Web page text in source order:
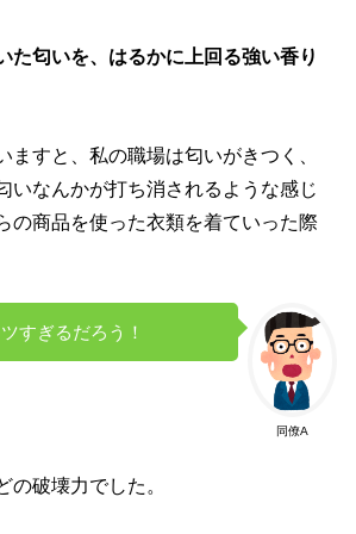
た匂いを、はるかに上回る強い香り
ますと、私の職場は匂いがきつく、
いなんかが打ち消されるような感じ
の商品を使った衣類を着ていった際
同僚A
すぎるだろう！
の破壊力でした。